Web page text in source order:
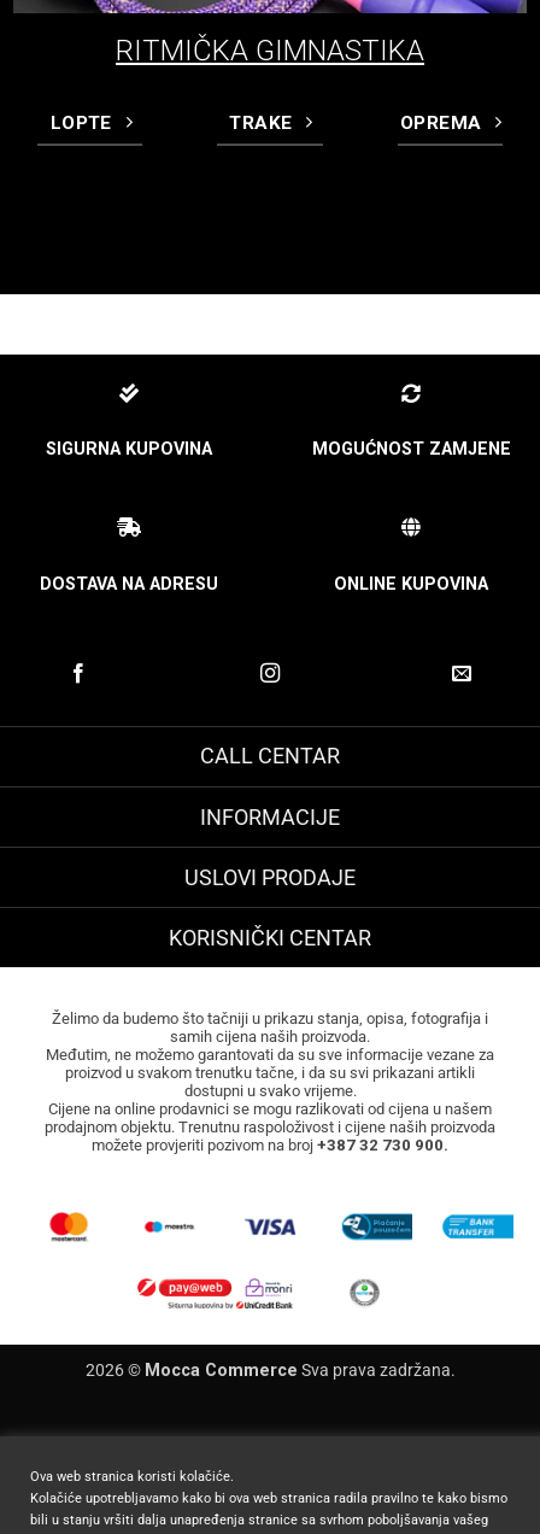
RITMIČKA GIMNASTIKA
LOPTE TRAKE OPREMA
SIGURNA KUPOVINA MOGUĆNOST ZAMJENE
DOSTAVA NA ADRESU ONLINE KUPOVINA
CALL CENTAR
INFORMACIJE
USLOVI PRODAJE
KORISNIČKI CENTAR
Želimo da budemo što tačniji u prikazu stanja, opisa, fotografija i
samih cijena naših proizvoda.
Međutim, ne možemo garantovati da su sve informacije vezane za
proizvod u svakom trenutku tačne, i da su svi prikazani artikli
dostupni u svako vrijeme.
Cijene na online prodavnici se mogu razlikovati od cijena u našem
prodajnom objektu. Trenutnu raspoloživost i cijene naših proizvoda
možete provjeriti pozivom na broj +387 32 730 900.
2026 © Mocca Commerce Sva prava zadržana.
Ova web stranica koristi kolačiće.
Kolačiće upotrebljavamo kako bi ova web stranica radila pravilno te kako bismo
bili u stanju vršiti dalja unapređenja stranice sa svrhom poboljšavanja vašeg